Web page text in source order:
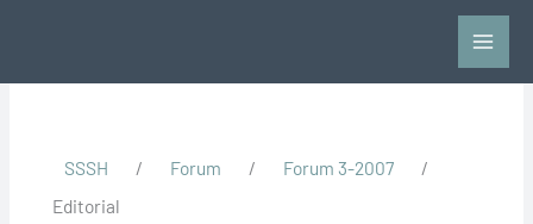
SSSH / Forum / Forum 3-2007
/
Editorial